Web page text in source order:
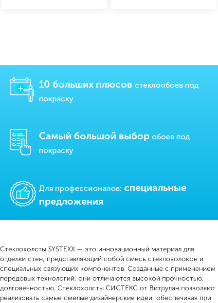
10 больших плюсов стеклообоев под
покраску
Самый большой выбор обоев под
покраску
Для профессионалов: cпециальные
предложения
Стеклохолсты SYSTEXX — это инновационный материал для
отделки стен, представляющий собой смесь стекловолокон и
специальных связующих компонентов. Созданные с применением
передовых технологий, они отличаются высокой прочностью,
долговечностью. Стеклохолсты СИСТЕКС от Витрулан позволяют
реализовать самые смелые дизайнерские идеи, обеспечивая при